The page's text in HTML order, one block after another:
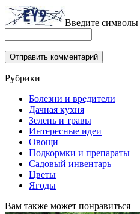
Введите
Рубрики
Болезни и вредители
Дачная кухня
Зелень и травы
Интересные идеи
Овощи
Подкормки и препараты
Садовый инвентарь
Цветы
Ягоды
Вам также может понравиться